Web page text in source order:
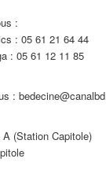
:
: 05 61 21 64 44
: 05 61 12 11 85
:
A (Station Capitole)